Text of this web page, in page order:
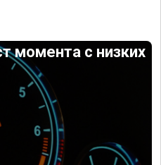
момента с низких